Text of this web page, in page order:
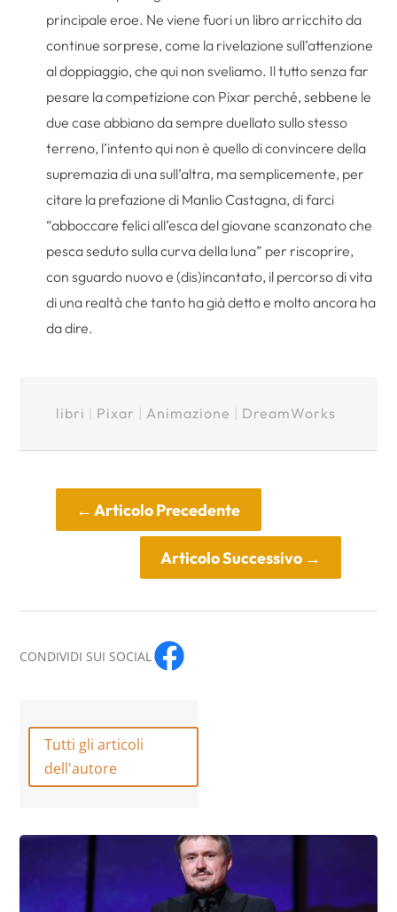
principale eroe. Ne viene fuori un libro arricchito da
continue sorprese, come la rivelazione sull’attenzione
al doppiaggio, che qui non sveliamo. Il tutto senza far
pesare la competizione con Pixar perché, sebbene le
due case abbiano da sempre duellato sullo stesso
terreno, l’intento qui non è quello di convincere della
supremazia di una sull’altra, ma semplicemente, per
citare la prefazione di Manlio Castagna, di farci
“abboccare felici all’esca del giovane scanzonato che
pesca seduto sulla curva della luna” per riscoprire,
con sguardo nuovo e (dis)incantato, il percorso di vita
di una realtà che tanto ha già detto e molto ancora ha
da dire.
libri Pixar Animazione DreamWorks
←Articolo Precedente
Articolo Successivo→
CONDIVIDI SUI SOCIAL
Tutti gli articoli
dell'autore